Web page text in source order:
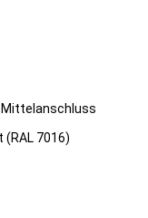
(RAL 7016)